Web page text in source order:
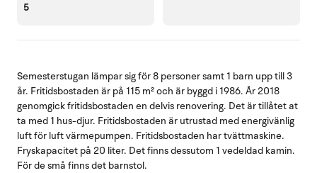
5
Semesterstugan lämpar sig för 8 personer samt 1 barn upp till 3
år. Fritidsbostaden är på 115 m² och är byggd i 1986. År 2018
genomgick fritidsbostaden en delvis renovering. Det är tillåtet at
ta med 1 hus-djur. Fritidsbostaden är utrustad med energivänlig
luft för luft värmepumpen. Fritidsbostaden har tvättmaskine.
Fryskapacitet på 20 liter. Det finns dessutom 1 vedeldad kamin.
För de små finns det barnstol.